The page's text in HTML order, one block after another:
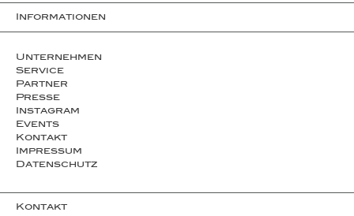
Informationen
Unternehmen
Service
Partner
Presse
Instagram
Events
Kontakt
Impressum
Datenschutz
Kontakt